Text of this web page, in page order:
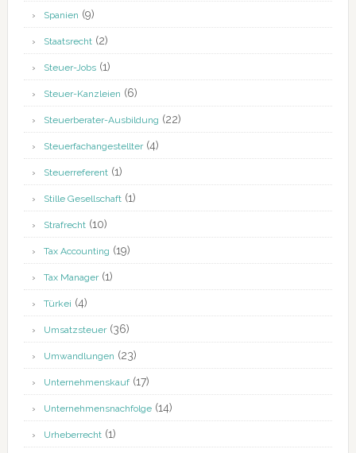
Spanien (9)
Staatsrecht(2)
Steuer-Jobs(1)
Steuer-Kanzleien (6)
Steuerberater-Ausbildung (22)
Steuerfachangestellter(4)
Steuerreferent(1)
Stille Gesellschaft(1)
Strafrecht(10)
Tax Accounting (19)
Tax Manager(1)
Türkei (4)
Umsatzsteuer(36)
Umwandlungen (23)
Unternehmenskauf(17)
Unternehmensnachfolge(14)
Urheberrecht(1)